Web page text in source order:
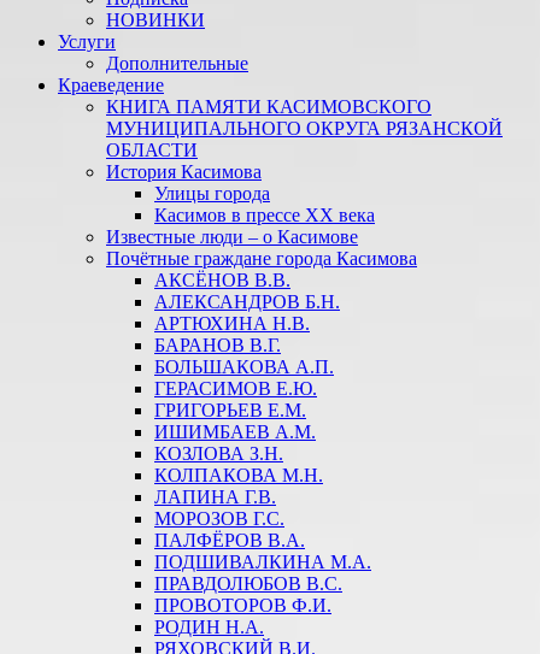
НОВИНКИ
Услуги
Дополнительные
Краеведение
КНИГА ПАМЯТИ КАСИМОВСКОГО
МУНИЦИПАЛЬНОГО ОКРУГА РЯЗАНСКОЙ
ОБЛАСТИ
История Касимова
Улицы города
Касимов в прессе XX века
Известные люди – о Касимове
Почётные граждане города Касимова
АКСЁНОВ В.В.
АЛЕКСАНДРОВ Б.Н.
АРТЮХИНА Н.В.
БАРАНОВ В.Г.
БОЛЬШАКОВА А.П.
ГЕРАСИМОВ Е.Ю.
ГРИГОРЬЕВ Е.М.
ИШИМБАЕВ А.М.
КОЗЛОВА З.Н.
КОЛПАКОВА М.Н.
ЛАПИНА Г.В.
МОРОЗОВ Г.С.
ПАЛФЁРОВ В.А.
ПОДШИВАЛКИНА М.А.
ПРАВДОЛЮБОВ В.С.
ПРОВОТОРОВ Ф.И.
РОДИН Н.А.
РЯХОВСКИЙ В.И.